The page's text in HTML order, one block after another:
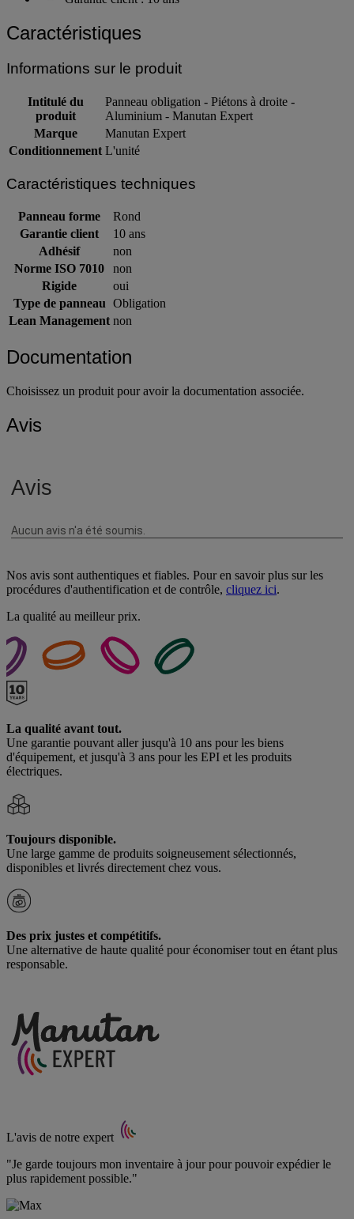
Caractéristiques
Informations sur le produit
Intitulé du
produit
Panneau obligation - Piétons à droite -
Aluminium - Manutan Expert
Marque
Manutan Expert
Conditionnement L'unité
Caractéristiques techniques
Panneau forme
Rond
Garantie client
10 ans
Adhésif
non
Norme ISO 7010
non
Rigide
oui
Type de panneau Obligation
Lean Management non
Documentation
Choisissez un produit pour avoir la documentation associée.
Avis
Nos avis sont authentiques et fiables. Pour en savoir plus sur les
procédures d'authentification et de contrôle, cliquez ici.
La qualité au meilleur prix.
La qualité avant tout.
Une garantie pouvant aller jusqu'à 10 ans pour les biens
d'équipement, et jusqu'à 3 ans pour les EPI et les produits
électriques.
Toujours disponible.
Une large gamme de produits soigneusement sélectionnés,
disponibles et livrés directement chez vous.
Des prix justes et compétitifs.
Une alternative de haute qualité pour économiser tout en étant plus
responsable.
L'avis de notre expert
"Je garde toujours mon inventaire à jour pour pouvoir expédier le
plus rapidement possible."